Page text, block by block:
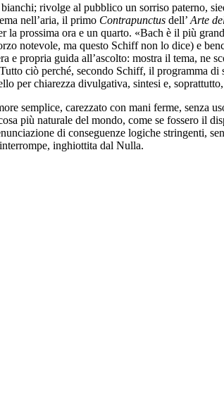
rivolge al pubblico un sorriso paterno,
nell’aria, il primo Contrapunctus dell’ Arte
la prossima ora e un quarto. «Bach è il più
notevole, ma questo Schiff non lo dice) e
e propria guida all’ascolto: mostra il tema,
ciò perché, secondo Schiff, il programma
per chiarezza divulgativa, sintesi e,
semplice, carezzato con mani ferme, senza
più naturale del mondo, come se fossero il
di conseguenze logiche stringenti,
inghiottita dal Nulla.